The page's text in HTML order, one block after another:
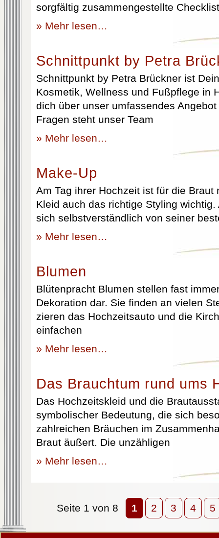
sorgfältig zusammengestellte
» Mehr lesen…
Schnittpunkt by Petra
Schnittpunkt by Petra Brückner ist
Kosmetik, Wellness und Fußpflege in
dich über unser umfassendes
Fragen steht unser Team
» Mehr lesen…
Make-Up
Am Tag ihrer Hochzeit ist für die Braut
Kleid auch das richtige Styling
sich selbstverständlich von seiner
» Mehr lesen…
Blumen
Blütenpracht Blumen stellen fast
Dekoration dar. Sie finden an vielen
zieren das Hochzeitsauto und die
einfachen
» Mehr lesen…
Das Brauchtum rund ums
Das Hochzeitskleid und die
symbolischer Bedeutung, die sich
zahlreichen Bräuchen im
Braut äußert. Die unzähligen
» Mehr lesen…
Seite 1 von 8 1 2 3 4 5